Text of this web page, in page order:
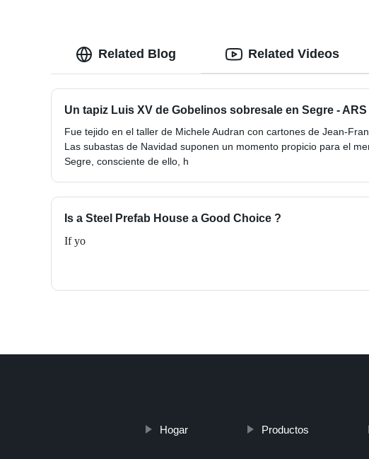
Related Blog
Un tapiz Luis XV de Gobelinos sobresale en Segre -
Fue tejido en el taller de Michele Audran con cartones de Jean-
Las subastas de Navidad suponen un momento propicio para el
Segre, consciente de ello, h
Is a Steel Prefab House a Good Choice ?
If yo
Related Videos
Hogar Productos